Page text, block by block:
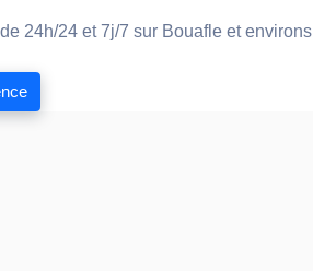
24h/24 et 7j/7 sur Bouafle et environs